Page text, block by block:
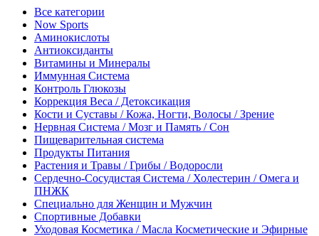
Все категории
Now Sports
Аминокислоты
Антиоксиданты
Витамины и Минералы
Иммунная Система
Контроль Глюкозы
Коррекция Веса / Детоксикация
Кости и Суставы / Кожа, Ногти, Волосы / Зрение
Нервная Система / Мозг и Память / Сон
Пищеварительная система
Продукты Питания
Растения и Травы / Грибы / Водоросли
Сердечно-Сосудистая Система / Холестерин / Омега и
ПНЖК
Специально для Женщин и Мужчин
Спортивные Добавки
Уходовая Косметика / Масла Косметические и Эфирные